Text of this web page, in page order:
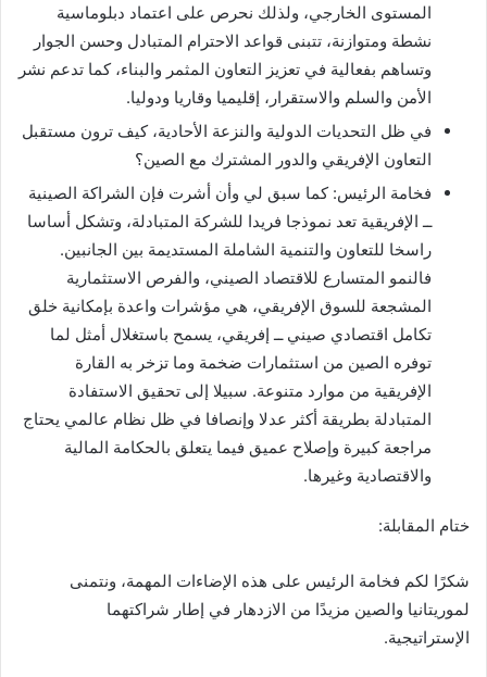
المستوى الخارجي، ولذلك نحرص على اعتماد دبلوماسية
نشطة ومتوازنة، تتبنى قواعد الاحترام المتبادل وحسن الجوار
وتساهم بفعالية في تعزيز التعاون المثمر والبناء، كما تدعم نشر
الأمن والسلم والاستقرار، إقليميا وقاريا ودوليا.
في ظل التحديات الدولية والنزعة الأحادية، كيف ترون مستقبل
التعاون الإفريقي والدور المشترك مع الصين؟
فخامة الرئيس: كما سبق لي وأن أشرت فإن الشراكة الصينية
ــ الإفريقية تعد نموذجا فريدا للشركة المتبادلة، وتشكل أساسا
راسخا للتعاون والتنمية الشاملة المستديمة بين الجانبين.
فالنمو المتسارع للاقتصاد الصيني، والفرص الاستثمارية
المشجعة للسوق الإفريقي، هي مؤشرات واعدة بإمكانية خلق
تكامل اقتصادي صيني ــ إفريقي، يسمح باستغلال أمثل لما
توفره الصين من استثمارات ضخمة وما تزخر به القارة
الإفريقية من موارد متنوعة. سبيلا إلى تحقيق الاستفادة
المتبادلة بطريقة أكثر عدلا وإنصافا في ظل نظام عالمي يحتاج
مراجعة كبيرة وإصلاح عميق فيما يتعلق بالحكامة المالية
والاقتصادية وغيرها.
ختام المقابلة:
شكرًا لكم فخامة الرئيس على هذه الإضاءات المهمة، ونتمنى
لموريتانيا والصين مزيدًا من الازدهار في إطار شراكتهما
الإستراتيجية.